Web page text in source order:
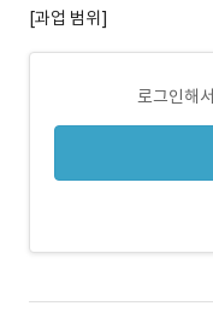
[과업 범위]
로그인해